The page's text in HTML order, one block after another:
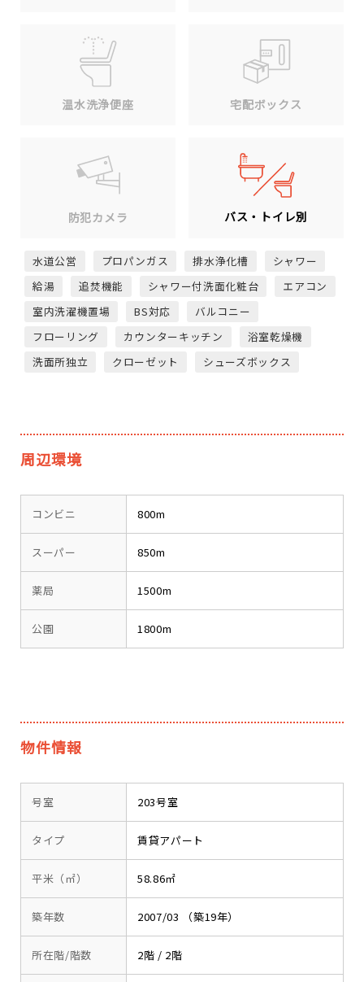
温水洗浄便座 宅配ボックス
防犯カメラ バス・トイレ別
水道公営 プロパンガス 排水浄化槽
シャワー
給湯
追焚機能 シャワー付洗面化粧台
エアコン
室内洗濯機置場
BS対応
バルコニー
フローリング
カウンターキッチン
浴室乾燥機
洗面所独立
クローゼット シューズボックス
周辺環境
コンビニ 800m
スーパー 850m
薬局 1500m
公園 1800m
物件情報
号室 203号室
タイプ 賃貸アパート
平米（㎡） 58.86㎡
築年数 2007/03 （築19年）
所在階/階数 2階 / 2階